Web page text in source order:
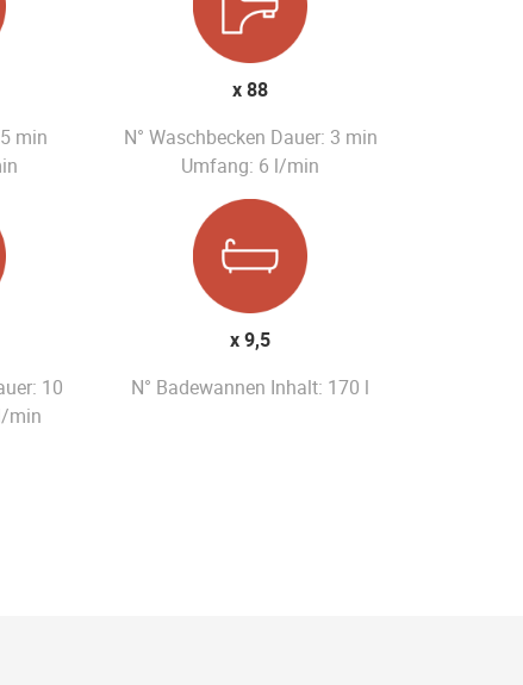
min
x 88
N° Waschbecken Dauer: 3 min
Umfang: 6 l/min
10
min
x 9,5
N° Badewannen Inhalt: 170 l